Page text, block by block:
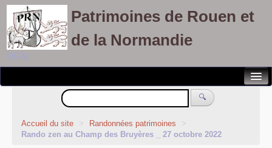
Patrimoines de Rouen et
de la Normandie
PRN
Notre association
Randonnées patrimoines
Visites découvertes
🔍
Accueil du site > Randonnées patrimoines
>
Rando zen au Champ des Bruyères _ 27 octobre 2022